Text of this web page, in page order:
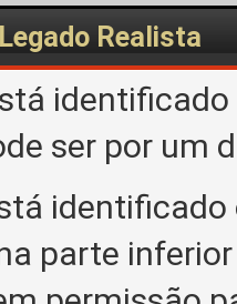
Realista
ser por um
parte